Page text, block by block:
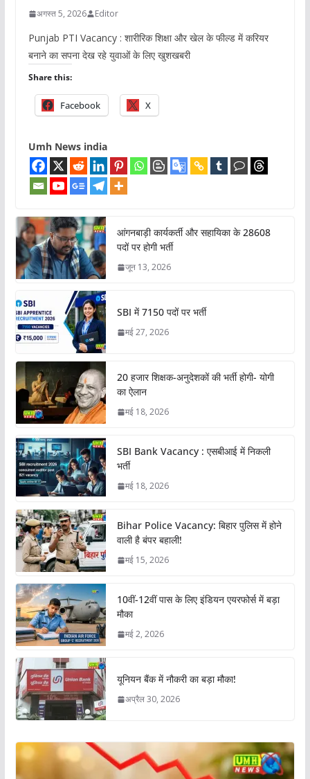
अगस्त 5, 2026 Editor
Punjab PTI Vacancy : शारीरिक शिक्षा और खेल के फील्ड में करियर
बनाने का सपना देख रहे युवाओं के लिए खुशखबरी
Share this:
Facebook X
Umh News india
आंगनबाड़ी कार्यकर्ती और सहायिका के 28608
पदों पर होगी भर्ती
जून 13, 2026
SBI में 7150 पदों पर भर्ती
मई 27, 2026
20 हजार शिक्षक-अनुदेशकों की भर्ती होगी- योगी
का ऐलान
मई 18, 2026
SBI Bank Vacancy : एसबीआई में निकली
भर्ती
मई 18, 2026
Bihar Police Vacancy: बिहार पुलिस में होने
वाली है बंपर बहाली!
मई 15, 2026
10वीं-12वीं पास के लिए इंडियन एयरफोर्स में बड़ा
मौका
मई 2, 2026
यूनियन बैंक में नौकरी का बड़ा मौका!
अप्रैल 30, 2026